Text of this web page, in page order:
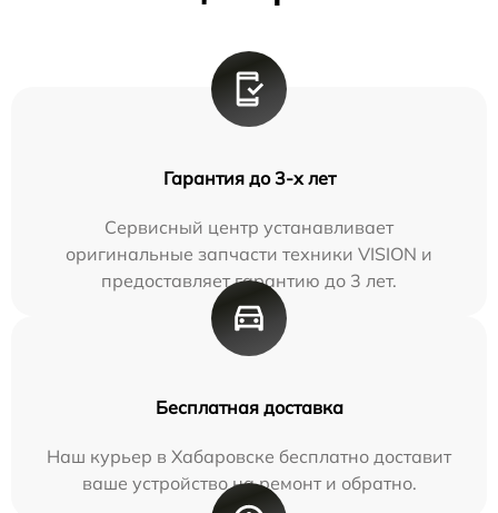
Гарантия до 3-х лет
Сервисный центр устанавливает
оригинальные запчасти техники VISION и
предоставляет гарантию до 3 лет.
Бесплатная доставка
Наш курьер в Хабаровске бесплатно доставит
ваше устройство на ремонт и обратно.